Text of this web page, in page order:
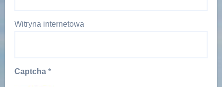
Witryna internetowa
Captcha *